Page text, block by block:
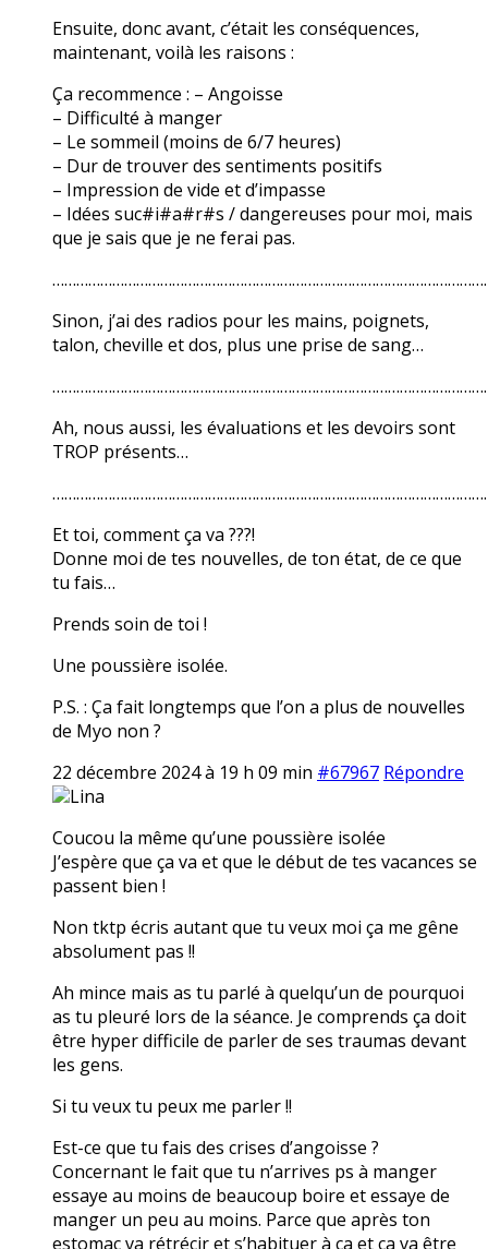
Ensuite, donc avant, c’était les conséquences,
maintenant, voilà les raisons :
Ça recommence : – Angoisse
– Difficulté à manger
– Le sommeil (moins de 6/7 heures)
– Dur de trouver des sentiments positifs
– Impression de vide et d’impasse
– Idées suc#i#a#r#s / dangereuses pour moi, mais
que je sais que je ne ferai pas.
Sinon, j’ai des radios pour les mains, poignets,
talon, cheville et dos, plus une prise de sang…
Ah, nous aussi, les évaluations et les devoirs sont
TROP présents…
Et toi, comment ça va ???!
Donne moi de tes nouvelles, de ton état, de ce que
tu fais…
Prends soin de toi !
Une poussière isolée.
P.S. : Ça fait longtemps que l’on a plus de nouvelles
de Myo non ?
22 décembre 2024 à 19 h 09 min #67967 Répondre
Lina
Coucou la même qu’une poussière isolée
J’espère que ça va et que le début de tes vacances se
passent bien !
Non tktp écris autant que tu veux moi ça me gêne
absolument pas !!
Ah mince mais as tu parlé à quelqu’un de pourquoi
as tu pleuré lors de la séance. Je comprends ça doit
être hyper difficile de parler de ses traumas devant
les gens.
Si tu veux tu peux me parler !!
Est-ce que tu fais des crises d’angoisse ?
Concernant le fait que tu n’arrives ps à manger
essaye au moins de beaucoup boire et essaye de
manger un peu au moins. Parce que après ton
estomac va rétrécir et s’habituer à ça et ça va être